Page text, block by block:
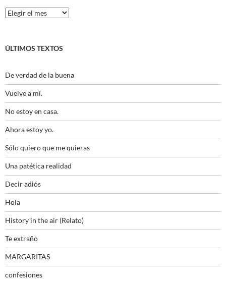
Histórico
ÚLTIMOS TEXTOS
De verdad de la buena
Vuelve a mí.
No estoy en casa.
Ahora estoy yo.
Sólo quiero que me quieras
Una patética realidad
Decir adiós
Hola
History in the air (Relato)
Te extraño
MARGARITAS
confesiones